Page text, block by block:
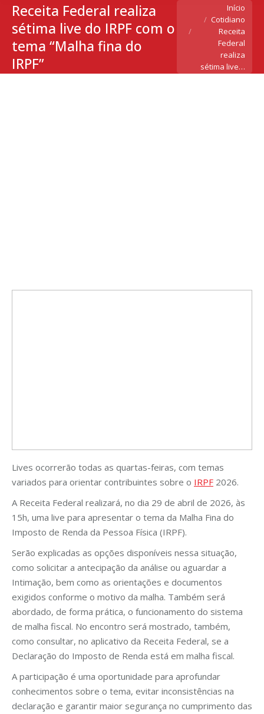
Receita Federal realiza
sétima live do IRPF com o
tema “Malha fina do
IRPF”
Você está aqui:
Início
Cotidiano
Receita
Federal
realiza
sétima live…
Lives ocorrerão todas as quartas-feiras, com temas
variados para orientar contribuintes sobre o IRPF 2026.
A Receita Federal realizará, no dia 29 de abril de 2026, às
15h, uma live para apresentar o tema da Malha Fina do
Imposto de Renda da Pessoa Física (IRPF).
Serão explicadas as opções disponíveis nessa situação,
como solicitar a antecipação da análise ou aguardar a
Intimação, bem como as orientações e documentos
exigidos conforme o motivo da malha. Também será
abordado, de forma prática, o funcionamento do sistema
de malha fiscal. No encontro será mostrado, também,
como consultar, no aplicativo da Receita Federal, se a
Declaração do Imposto de Renda está em malha fiscal.
A participação é uma oportunidade para aprofundar
conhecimentos sobre o tema, evitar inconsistências na
declaração e garantir maior segurança no cumprimento das